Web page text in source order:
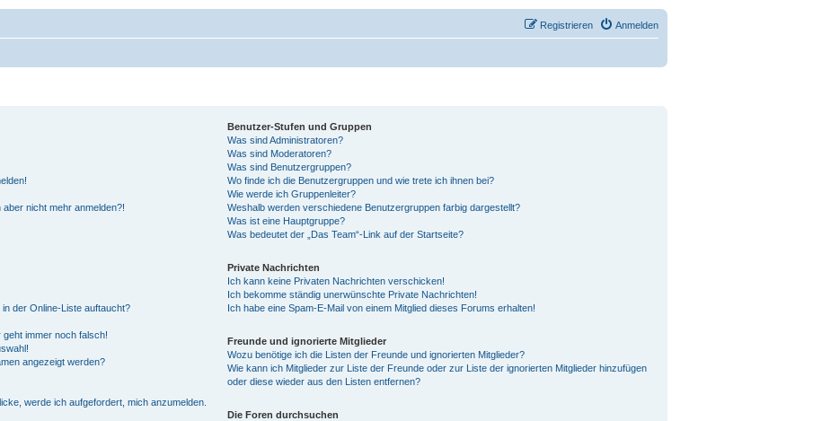
Anmelden
Registrieren
nicht mehr anmelden?!
der Online-Liste auftaucht?
immer noch falsch!
angezeigt werden?
werde ich aufgefordert, mich anzumelden.
Benutzer-Stufen und Gruppen
Was sind Administratoren?
Was sind Moderatoren?
Was sind Benutzergruppen?
Wo finde ich die Benutzergruppen und wie trete ich ihnen bei?
Wie werde ich Gruppenleiter?
Weshalb werden verschiedene Benutzergruppen farbig dargestellt?
Was ist eine Hauptgruppe?
Was bedeutet der „Das Team“-Link auf der Startseite?
Private Nachrichten
Ich kann keine Privaten Nachrichten verschicken!
Ich bekomme ständig unerwünschte Private Nachrichten!
Ich habe eine Spam-E-Mail von einem Mitglied dieses Forums erhalten!
Freunde und ignorierte Mitglieder
Wozu benötige ich die Listen der Freunde und ignorierten Mitglieder?
Wie kann ich Mitglieder zur Liste der Freunde oder zur Liste der ignorierten Mitglieder hinzufügen
oder diese wieder aus den Listen entfernen?
Die Foren durchsuchen